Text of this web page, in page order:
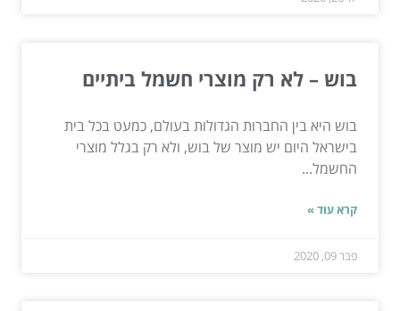
בוש – לא רק מוצרי חשמל ביתיים
בוש היא בין החברות הגדולות בעולם, כמעט בכל בית
בישראל היום יש מוצר של בוש, ולא רק בגלל מוצרי
החשמל...
קרא עוד »
פבר 09, 2020